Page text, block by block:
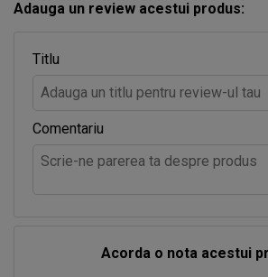
Adauga un review acestui produs:
Titlu
Comentariu
Acorda o nota acestui